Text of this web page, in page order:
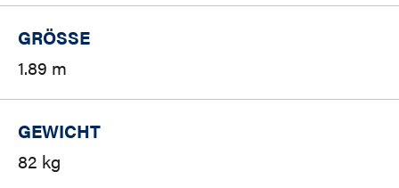
GRÖSSE
1.89 m
GEWICHT
82 kg